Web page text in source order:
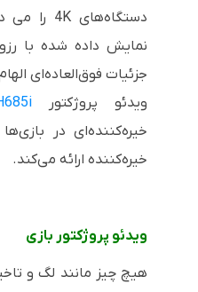
دستگاه‌های 4K را می دهد.
ویدئو پروژکتور
خیره‌کننده‌ای در
خیره‌کننده ارائه می‌کند.
ویدئو پروژکتور بازی
هیچ چیز مانند لگ و